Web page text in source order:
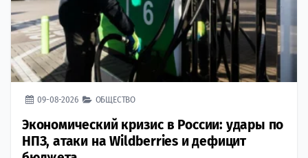
09-08-2026 ОБЩЕСТВО
Экономический кризис в России: удары по
НПЗ, атаки на Wildberries и дефицит